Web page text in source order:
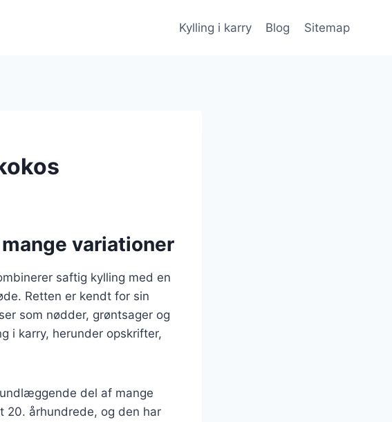
Kylling i karry Blog Sitemap
variationer
saftig kylling med en
Retten er kendt for sin
som nødder, grøntsager og
i karry, herunder opskrifter,
del af mange
20. århundrede, og den har